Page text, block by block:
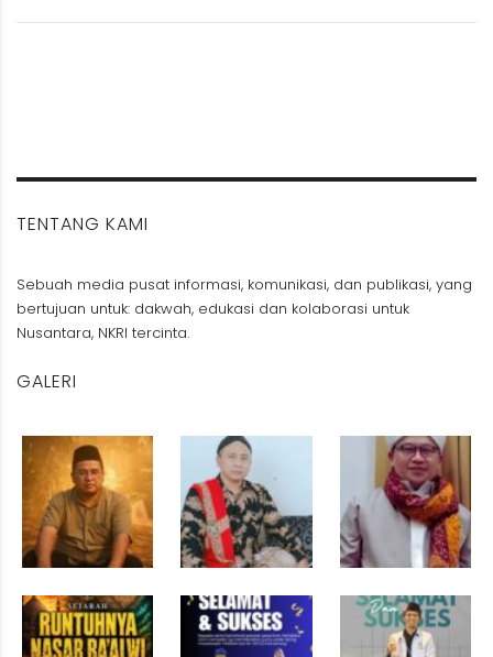
TENTANG KAMI
Sebuah media pusat informasi, komunikasi, dan publikasi, yang
bertujuan untuk: dakwah, edukasi dan kolaborasi untuk
Nusantara, NKRI tercinta.
GALERI